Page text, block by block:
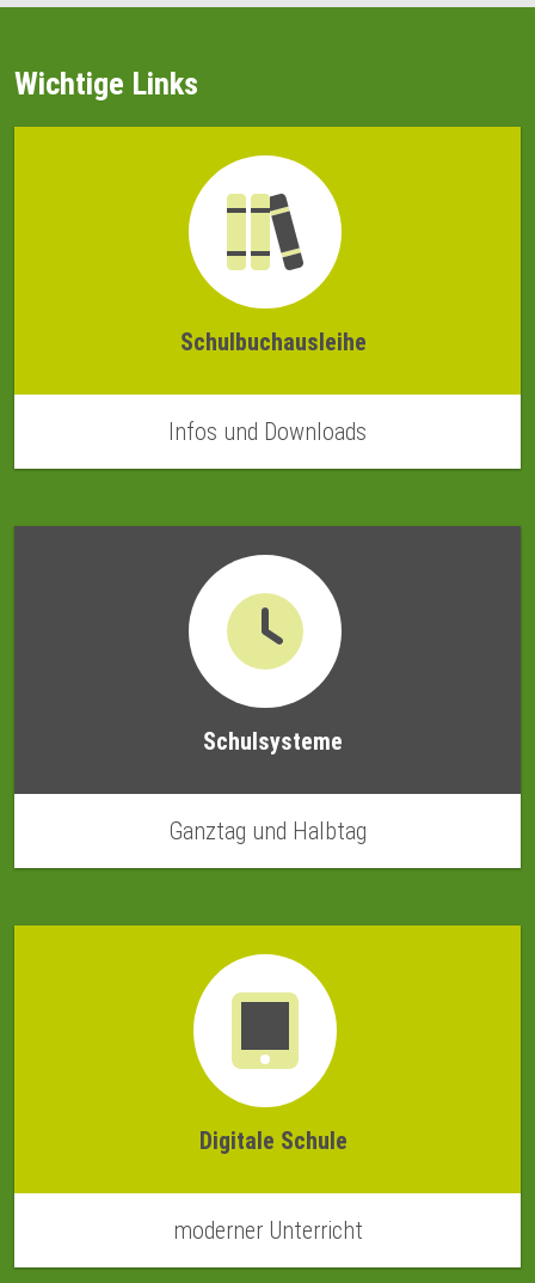
Wichtige Links
Schulbuchausleihe
Infos und Downloads
Schulsysteme
Ganztag und Halbtag
Digitale Schule
moderner Unterricht